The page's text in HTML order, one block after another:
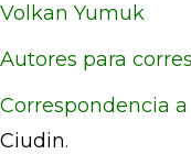
Volkan Yumuk
Autores para
Correspondencia a
Ciudin.